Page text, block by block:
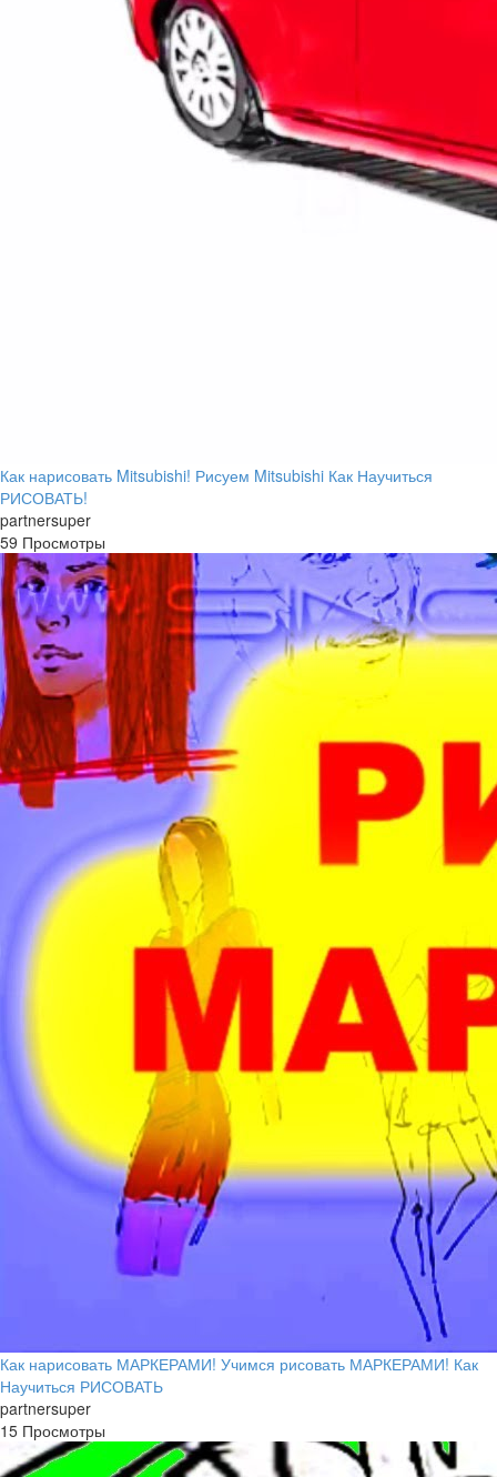
Как нарисовать Mitsubishi! Рисуем Mitsubishi Как Научиться
РИСОВАТЬ!
partnersuper
59 Просмотры
Как нарисовать МАРКЕРАМИ! Учимся рисовать МАРКЕРАМИ! Как
Научиться РИСОВАТЬ
partnersuper
15 Просмотры